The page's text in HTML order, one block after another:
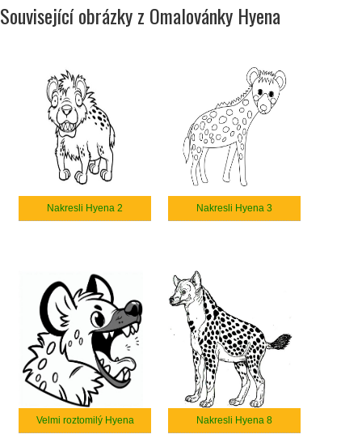
Související obrázky z Omalovánky Hyena
Nakresli Hyena 2 Nakresli Hyena 3
Velmi roztomilý Hyena Nakresli Hyena 8